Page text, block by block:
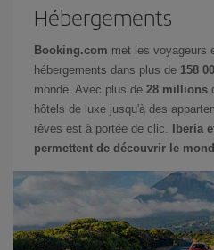
Hébergements
Booking.com met les voyageurs
hébergements dans plus de 158
monde. Avec plus de 28 millions
hôtels de luxe jusqu'à des
rêves est à portée de clic.
Iberia
permettent de découvrir le